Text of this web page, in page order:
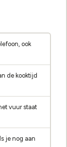
ook
de kooktijd
vuur staat
je nog aan